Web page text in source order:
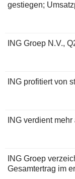
gestiegen;
ING Groep N.V.,
ING profitiert von
ING verdient
ING Groep
Gesamtertrag im